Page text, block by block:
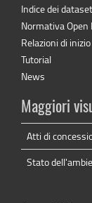
Indice dei dataset
Normativa Open
Relazioni di
Tutorial
News
Maggiori
Atti di
Stato